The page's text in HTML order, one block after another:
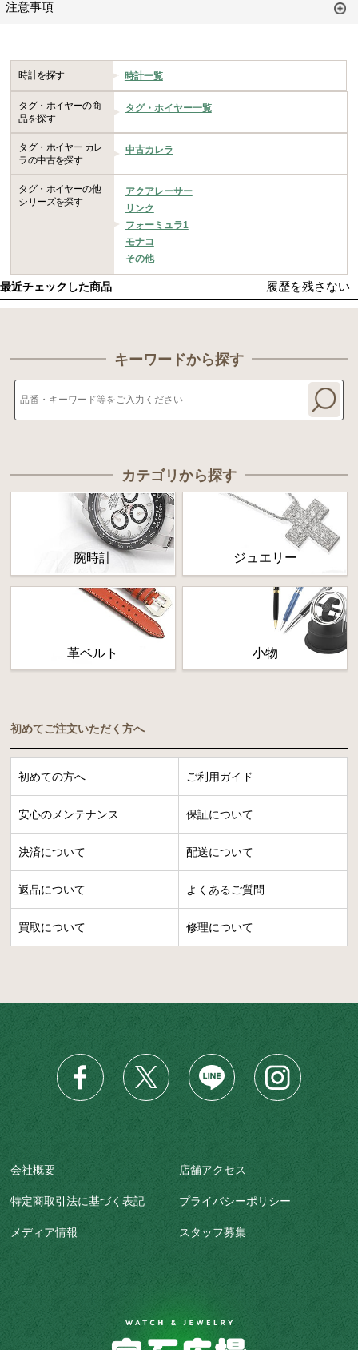
注意事項
時計を探す 時計一覧
タグ・ホイヤーの商
品を探す
タグ・ホイヤー一覧
タグ・ホイヤー カレ
ラの中古を探す
中古カレラ
タグ・ホイヤーの他
シリーズを探す
アクアレーサー
リンク
フォーミュラ1
モナコ
その他
最近チェックした商品 履歴を残さない
キーワードから探す
カテゴリから探す
腕時計 ジュエリー
革ベルト 小物
初めてご注文いただく方へ
初めての方へ ご利用ガイド
安心のメンテナンス 保証について
決済について 配送について
返品について よくあるご質問
買取について 修理について
会社概要 店舗アクセス
特定商取引法に基づく表記 プライバシーポリシー
メディア情報 スタッフ募集